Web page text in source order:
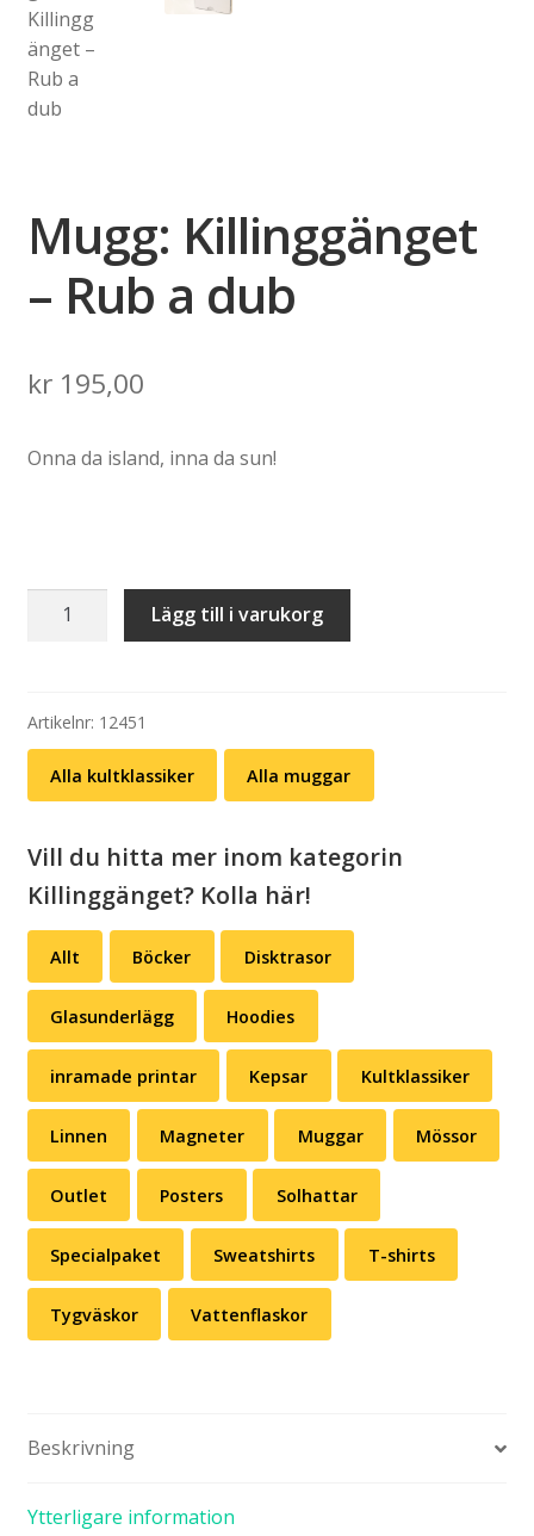
Mugg: Killinggänget
– Rub a dub
kr195,00
Onna da island, inna da sun!
Mugg:
a
dub
mängd
Lägg till i varukorg
Artikelnr: 12451
Alla kultklassiker Alla muggar
Vill du hitta mer inom kategorin
Killinggänget? Kolla här!
Allt Böcker Disktrasor
Glasunderlägg Hoodies
inramade printar Kepsar Kultklassiker
Linnen Magneter Muggar Mössor
Outlet Posters Solhattar
Specialpaket Sweatshirts T-shirts
Tygväskor Vattenflaskor
Beskrivning
Ytterligare information